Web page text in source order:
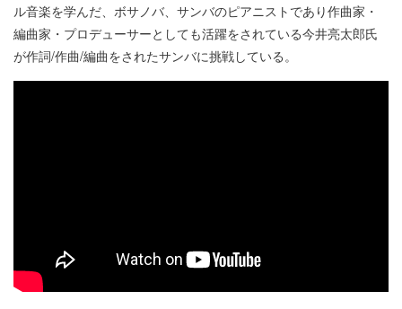
ル音楽を学んだ、ボサノバ、サンバのピアニストであり作曲家・
編曲家・プロデューサーとしても活躍をされている今井亮太郎氏
が作詞/作曲/編曲をされたサンバに挑戦している。